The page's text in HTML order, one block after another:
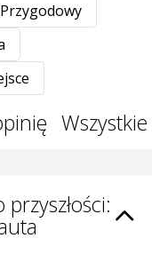
Przygodowy